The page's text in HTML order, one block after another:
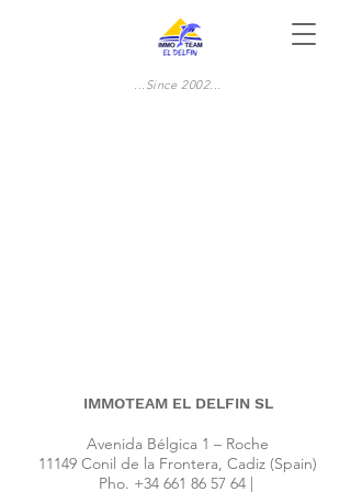
...Since 2002...
IMMOTEAM EL DELFIN SL
Avenida Bélgica 1 – Roche
11149 Conil de la Frontera, Cadiz (Spain)
Pho. +34 661 86 57 64|